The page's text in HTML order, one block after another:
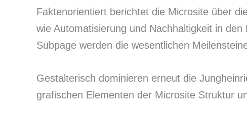
Faktenorientiert berichtet die Microsite über
wie Automatisierung und Nachhaltigkeit in
Subpage werden die wesentlichen
Gestalterisch dominieren erneut die
grafischen Elementen der Microsite Struktur